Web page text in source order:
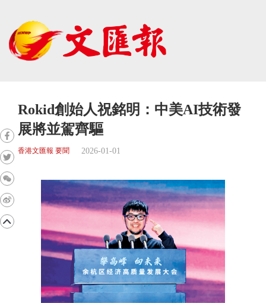
Rokid創始人祝銘明：中美AI技術發
展將並駕齊驅
香港文匯報 要聞 2026-01-01